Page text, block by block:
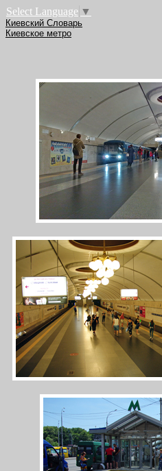
Select Language ▼
Киевский Словарь
Киевское метро